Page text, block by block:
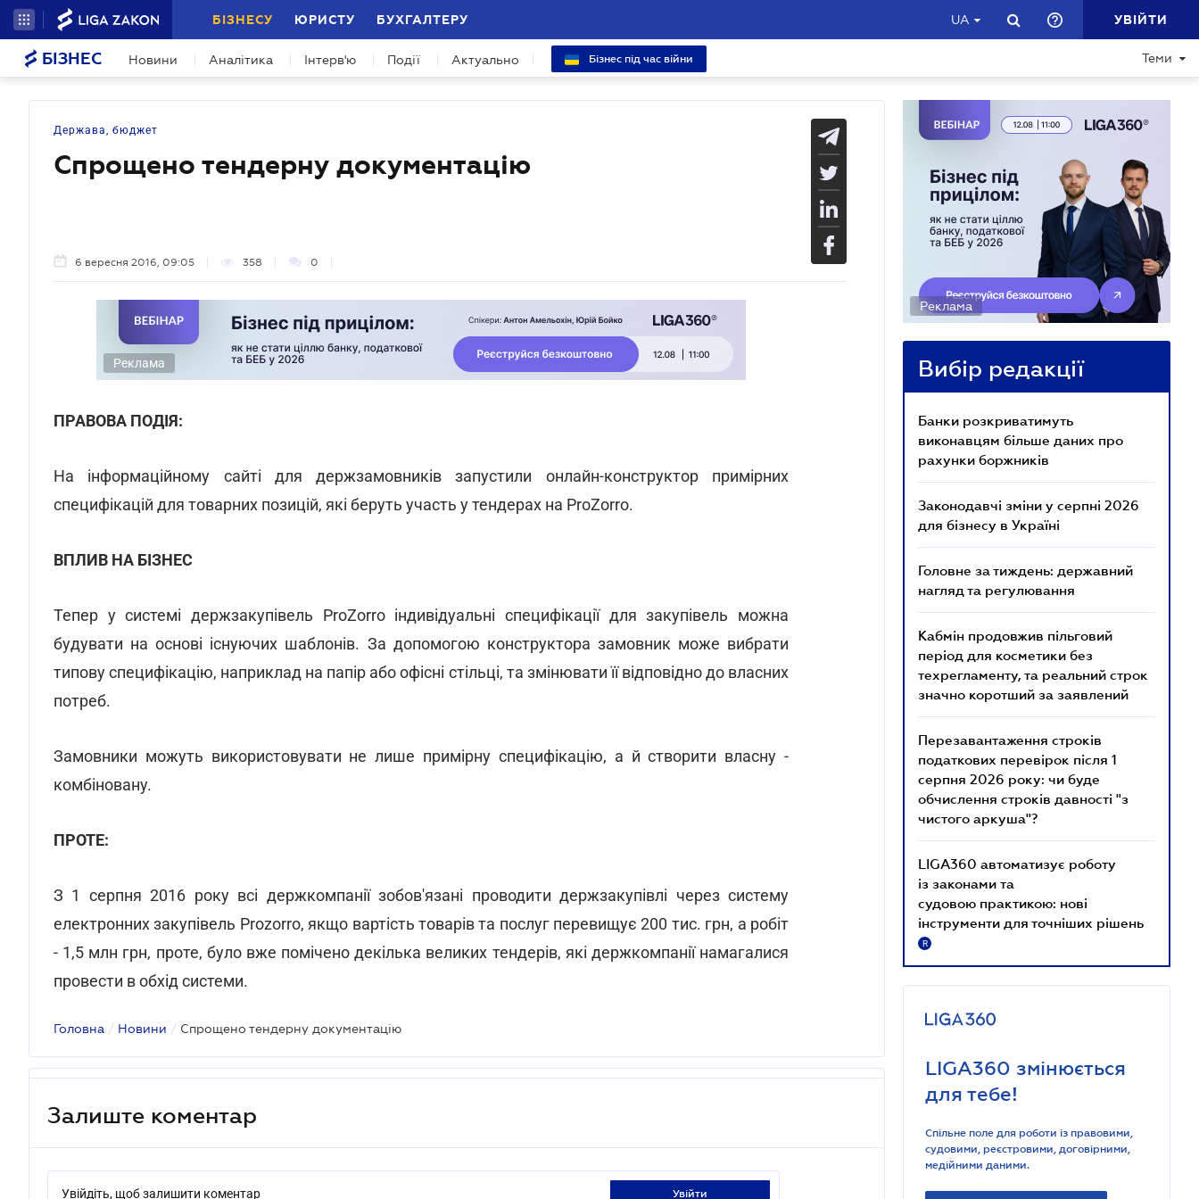
БІЗНЕСУ ЮРИСТУ БУХГАЛТЕРУ UA УВІЙТИ
БІЗНЕС Новини Аналітика Інтерв'ю Події Актуально Бізнес під час війни Теми
Держава, бюджет
Спрощено тендерну документацію
6 вересня 2016, 09:05 358 0
Реклама
ПРАВОВА ПОДІЯ:
На інформаційному сайті для держзамовників запустили онлайн-конструктор примірних
специфікацій для товарних позицій, які беруть участь у тендерах на ProZorro.
ВПЛИВ НА БІЗНЕС
Тепер у системі держзакупівель ProZorro індивідуальні специфікації для закупівель можна
будувати на основі існуючих шаблонів. За допомогою конструктора замовник може вибрати
типову специфікацію, наприклад на папір або офісні стільці, та змінювати її відповідно до власних
потреб.
Замовники можуть використовувати не лише примірну специфікацію, а й створити власну -
комбіновану.
ПРОТЕ:
З 1 серпня 2016 року всі держкомпанії зобов'язані проводити держзакупівлі через систему
електронних закупівель Prozorro, якщо вартість товарів та послуг перевищує 200 тис. грн, а робіт
- 1,5 млн грн, проте, було вже помічено декілька великих тендерів, які держкомпанії намагалися
провести в обхід системи.
Головна / Новини / Спрощено тендерну документацію
Залиште коментар
Увійдіть, щоб залишити коментар увійти
Реклама
Вибір редакції
Банки розкриватимуть
виконавцям більше даних про
рахунки боржників
Законодавчі зміни у серпні 2026
для бізнесу в Україні
Головне за тиждень: державний
нагляд та регулювання
Кабмін продовжив пільговий
період для косметики без
техрегламенту, та реальний строк
значно коротший за заявлений
Перезавантаження строків
податкових перевірок після 1
серпня 2026 року: чи буде
обчислення строків давності "з
чистого аркуша"?
LIGA360 автоматизує роботу
із законами та
судовою практикою: нові
інструменти для точніших рішень
R
LIGA360 змінюється
для тебе!
Спільне поле для роботи із правовими,
судовими, реєстровими, договірними,
медійними даними.